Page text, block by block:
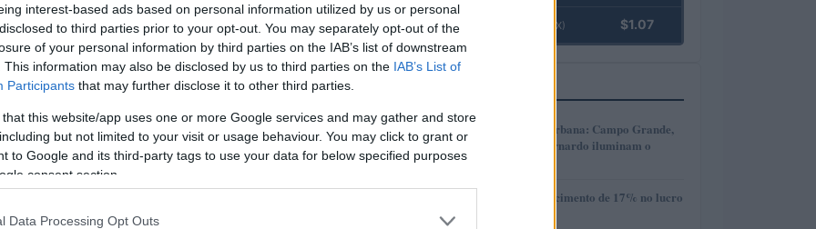
interest-based ads based on personal information utilized by us or personal
to third parties prior to your opt-out. You may separately opt-out of the
of your personal information by third parties on the IAB’s list of downstream
This information may also be disclosed by us to third parties on the IAB’s List of
Participants that may further disclose it to other third parties.
that this website/app uses one or more Google services and may gather and store
but not limited to your visit or usage behaviour. You may click to grant or
to Google and its third-party tags to use your data for below specified purposes
consent section.
Data Processing Opt Outs
(USDEX) $1.07
1
Transformação urbana: Campo Grande,
Cáceres e São Bernardo iluminam o
futuro
2
Vivo divulga crescimento de 17% no lucro